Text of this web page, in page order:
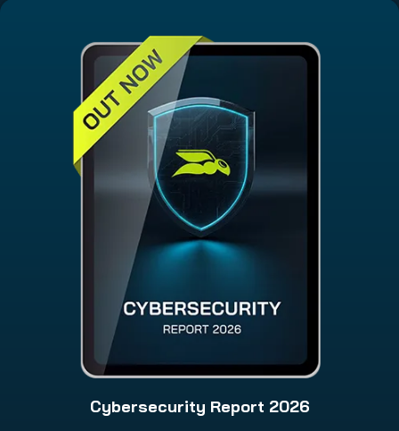
Cybersecurity Report 2026